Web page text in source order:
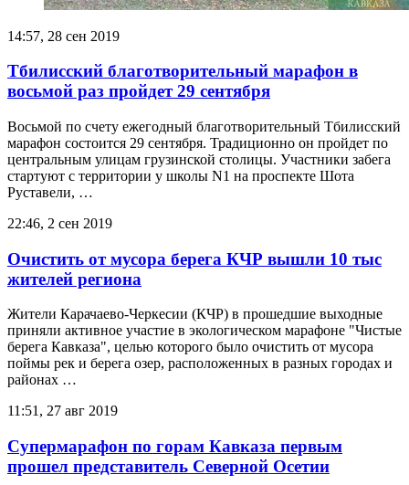
14:57, 28 сен 2019
Тбилисский благотворительный марафон в
восьмой раз пройдет 29 сентября
Восьмой по счету ежегодный благотворительный Тбилисский
марафон состоится 29 сентября. Традиционно он пройдет по
центральным улицам грузинской столицы. Участники забега
стартуют с территории у школы N1 на проспекте Шота
Руставели, …
22:46, 2 сен 2019
Очистить от мусора берега КЧР вышли 10 тыс
жителей региона
Жители Карачаево-Черкесии (КЧР) в прошедшие выходные
приняли активное участие в экологическом марафоне "Чистые
берега Кавказа", целью которого было очистить от мусора
поймы рек и берега озер, расположенных в разных городах и
районах …
11:51, 27 авг 2019
Супермарафон по горам Кавказа первым
прошел представитель Северной Осетии